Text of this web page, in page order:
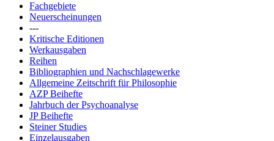
Fachgebiete
Neuerscheinungen
---
Kritische Editionen
Werkausgaben
Reihen
Bibliographien und Nachschlagewerke
Allgemeine Zeitschrift für Philosophie
AZP Beihefte
Jahrbuch der Psychoanalyse
JP Beihefte
Steiner Studies
Einzelausgaben